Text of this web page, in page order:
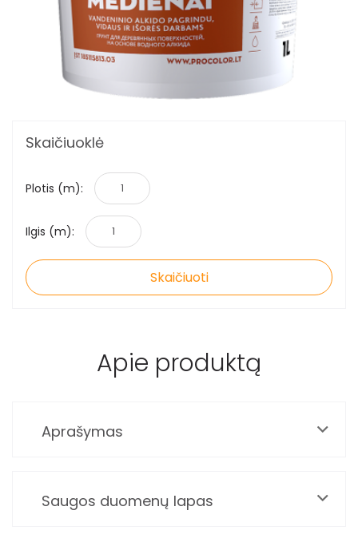
Skaičiuoklė
Plotis (m):
Ilgis (m):
Skaičiuoti
Apie produktą
Aprašymas
Saugos duomenų lapas